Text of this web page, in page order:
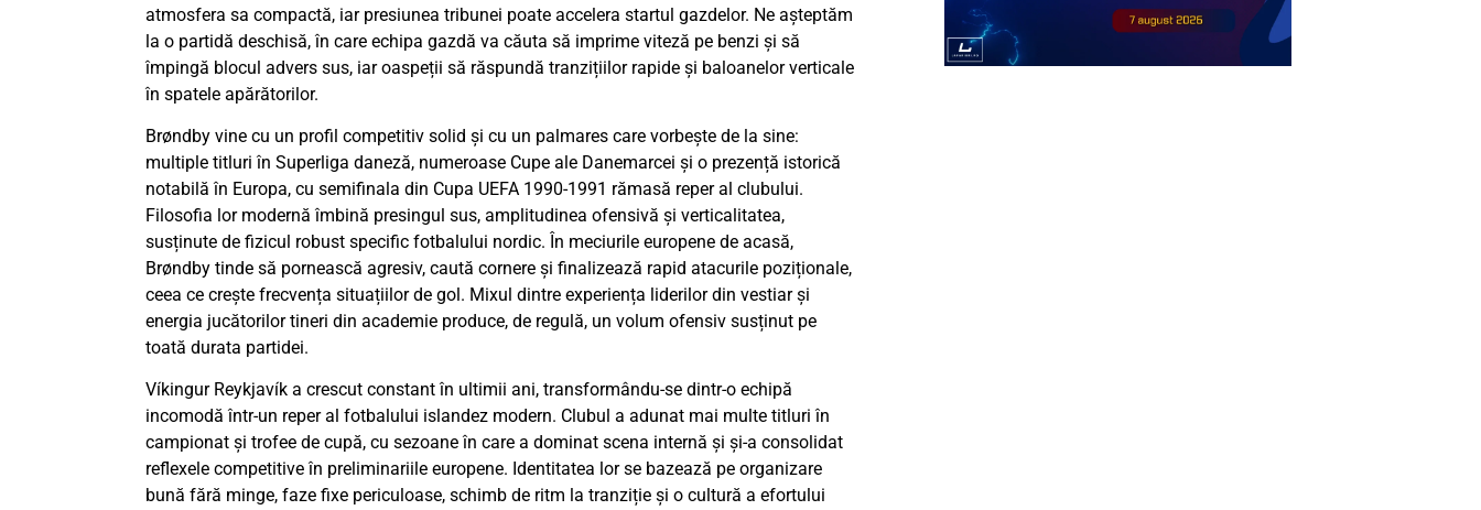
atmosfera sa compactă, iar presiunea tribunei poate accelera startul gazdelor. Ne așteptăm
la o partidă deschisă, în care echipa gazdă va căuta să imprime viteză pe benzi și să
împingă blocul advers sus, iar oaspeții să răspundă tranzițiilor rapide și baloanelor verticale
în spatele apărătorilor.
Brøndby vine cu un profil competitiv solid și cu un palmares care vorbește de la sine:
multiple titluri în Superliga daneză, numeroase Cupe ale Danemarcei și o prezență istorică
notabilă în Europa, cu semifinala din Cupa UEFA 1990-1991 rămasă reper al clubului.
Filosofia lor modernă îmbină presingul sus, amplitudinea ofensivă și verticalitatea,
susținute de fizicul robust specific fotbalului nordic. În meciurile europene de acasă,
Brøndby tinde să pornească agresiv, caută cornere și finalizează rapid atacurile poziționale,
ceea ce crește frecvența situațiilor de gol. Mixul dintre experiența liderilor din vestiar și
energia jucătorilor tineri din academie produce, de regulă, un volum ofensiv susținut pe
toată durata partidei.
Víkingur Reykjavík a crescut constant în ultimii ani, transformându-se dintr-o echipă
incomodă într-un reper al fotbalului islandez modern. Clubul a adunat mai multe titluri în
campionat și trofee de cupă, cu sezoane în care a dominat scena internă și și-a consolidat
reflexele competitive în preliminariile europene. Identitatea lor se bazează pe organizare
bună fără minge, faze fixe periculoase, schimb de ritm la tranziție și o cultură a efortului